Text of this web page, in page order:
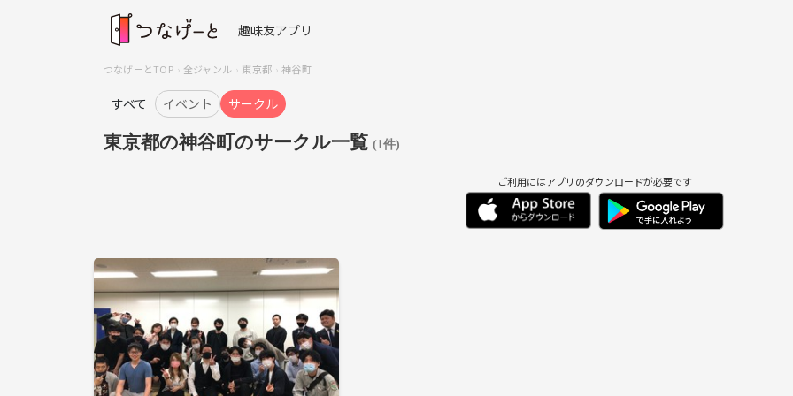
趣味友アプリ
つなげーとTOP 全ジャンル 東京都 神谷町
すべて イベント サークル
東京都の神谷町のサークル一覧 (1件)
ご利用にはアプリのダウンロードが必要です